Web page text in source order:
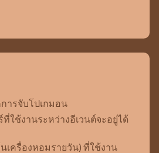
ารจับโปเกมอน
ใช้งานระหว่างอีเวนต์จะอยู่ได้
นเครื่องหอมรายวัน) ที่ใช้งาน